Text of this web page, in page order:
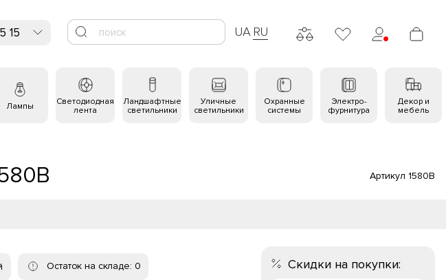
15 UA RU
Лампы
Светодиодная
лента
Ландшафтные
светильники
Уличные
светильники
Охранные
системы
Электро-
фурнитура
Декор и
мебель
Артикул 1580B
Остаток на складе: 0 Скидки на покупки: